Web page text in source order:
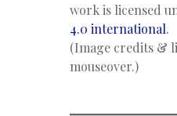
work is licensed
4.0 international.
(Image credits &
mouseover.)